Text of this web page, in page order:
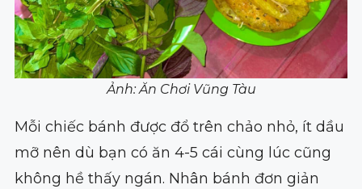
Ảnh: Ăn Chơi Vũng Tàu
Mỗi chiếc bánh được đổ trên chảo nhỏ, ít dầu
mỡ nên dù bạn có ăn 4-5 cái cùng lúc cũng
không hề thấy ngán. Nhân bánh đơn giản